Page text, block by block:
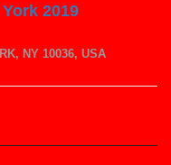
2019
NY 10036, USA